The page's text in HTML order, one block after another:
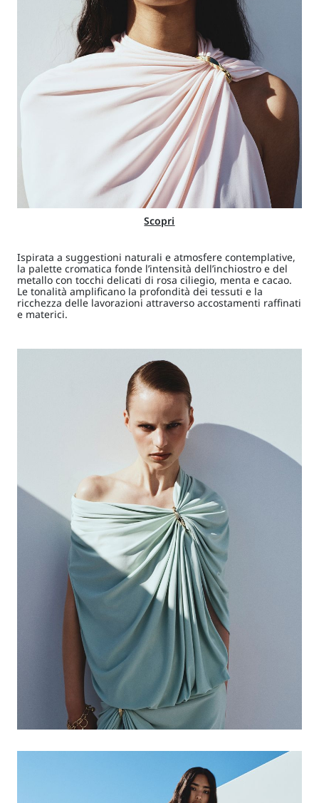
Acquista ora
Scopri
Acquista ora
Ispirata a suggestioni naturali e atmosfere contemplative,
la palette cromatica fonde l’intensità dell’inchiostro e del
metallo con tocchi delicati di rosa ciliegio, menta e cacao.
Le tonalità amplificano la profondità dei tessuti e la
ricchezza delle lavorazioni attraverso accostamenti raffinati
e materici.